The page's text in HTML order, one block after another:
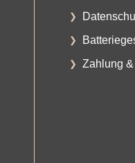
Zahlung &